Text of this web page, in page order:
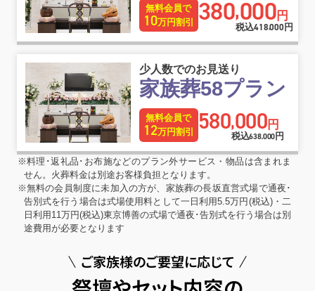
無料会員で
10万円割引 380,000円
税込418,000 円
少人数でのお見送り
家族葬58プラン
無料会員で
12万円割引 580,000円
税込638,000円
※料理･返礼品･お布施などのプラン外サービス・物品は含まれま
せん。火葬料金は別途お客様負担となります。
※無料の会員制度に未加入の方が、家族葬の長坂直営式場で通夜･
告別式を行う場合は式場使用料として一日利用5.5万円(税込)・二
日利用11万円(税込)東京博善の式場で通夜･告別式を行う場合は別
途費用が必要となります
ご家族様のご要望に応じて